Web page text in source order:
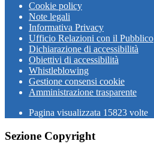
Cookie policy
Note legali
Informativa Privacy
Ufficio Relazioni con il Pubblico
Dichiarazione di accessibilità
Obiettivi di accessibilità
Whistleblowing
Gestione consensi cookie
Amministrazione trasparente
Pagina visualizzata 15823 volte
Sezione Copyright